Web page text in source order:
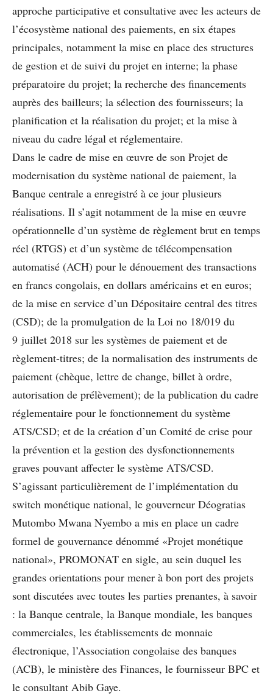
approche participative et consultative avec les acteurs de
l’écosystème national des paiements, en six étapes
principales, notamment la mise en place des structures
de gestion et de suivi du projet en interne; la phase
préparatoire du projet; la recherche des ﬁnancements
auprès des bailleurs; la sélection des fournisseurs; la
planiﬁcation et la réalisation du projet; et la mise à
niveau du cadre légal et réglementaire.
Dans le cadre de mise en œuvre de son Projet de
modernisation du système national de paiement, la
Banque centrale a enregistré à ce jour plusieurs
réalisations. Il s’agit notamment de la mise en œuvre
opérationnelle d’un système de règlement brut en temps
réel (RTGS) et d’un système de télécompensation
automatisé (ACH) pour le dénouement des transactions
en francs congolais, en dollars américains et en euros;
de la mise en service d’un Dépositaire central des titres
(CSD); de la promulgation de la Loi no 18/019 du
9 juillet 2018 sur les systèmes de paiement et de
règlement-titres; de la normalisation des instruments de
paiement (chèque, lettre de change, billet à ordre,
autorisation de prélèvement); de la publication du cadre
réglementaire pour le fonctionnement du système
ATS/CSD; et de la création d’un Comité de crise pour
la prévention et la gestion des dysfonctionnements
graves pouvant affecter le système ATS/CSD.
S’agissant particulièrement de l’implémentation du
switch monétique national, le gouverneur Déogratias
Mutombo Mwana Nyembo a mis en place un cadre
formel de gouvernance dénommé «Projet monétique
national», PROMONAT en sigle, au sein duquel les
grandes orientations pour mener à bon port des projets
sont discutées avec toutes les parties prenantes, à savoir
: la Banque centrale, la Banque mondiale, les banques
commerciales, les établissements de monnaie
électronique, l’Association congolaise des banques
(ACB), le ministère des Finances, le fournisseur BPC et
le consultant Abib Gaye.